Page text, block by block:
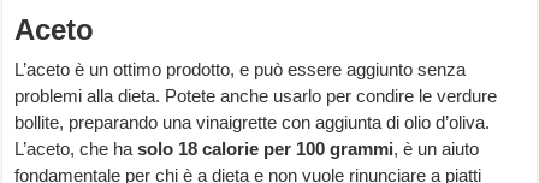
Aceto
L’aceto è un ottimo prodotto, e può essere aggiunto senza
problemi alla dieta. Potete anche usarlo per condire le verdure
bollite, preparando una vinaigrette con aggiunta di olio d’oliva.
L’aceto, che ha solo 18 calorie per 100 grammi, è un aiuto
fondamentale per chi è a dieta e non vuole rinunciare a piatti